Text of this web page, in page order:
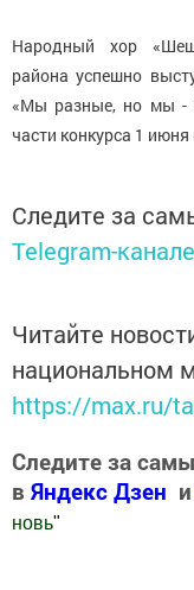
Народный хор
района успешно
«Мы разные, но мы -
части конкурса 1
Следите за
Telegram-канале
Читайте
национальном
https://max.ru/
Следите за
в Яндекс Дзен и
новь"